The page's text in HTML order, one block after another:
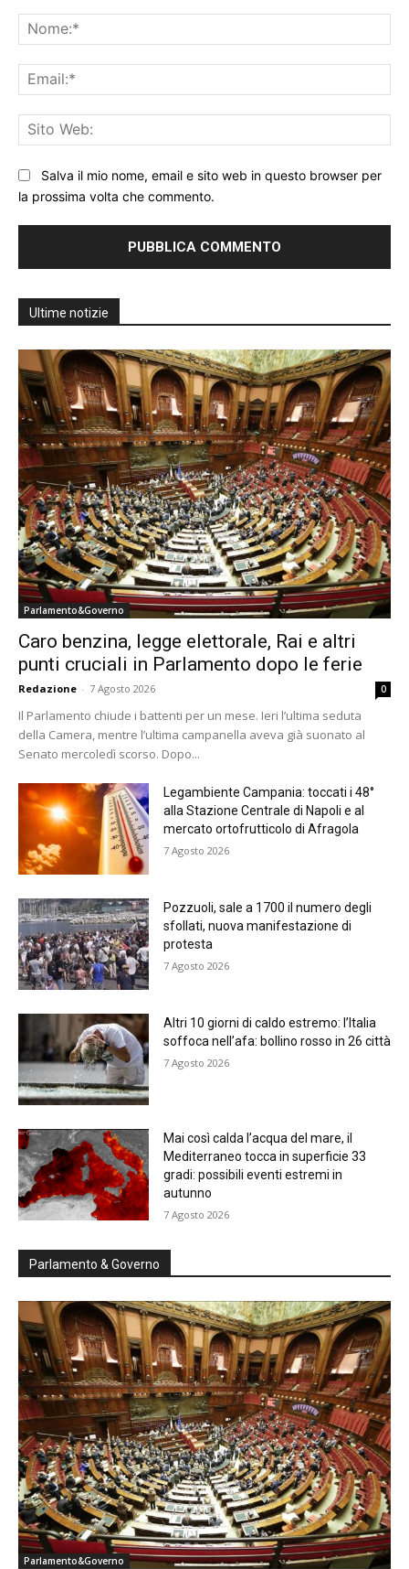
Salva il mio nome, email e sito web in questo browser per
la prossima volta che commento.
Ultime notizie
Parlamento&Governo
Caro benzina, legge elettorale, Rai e altri
punti cruciali in Parlamento dopo le ferie
Redazione - 7 Agosto 2026 0
Il Parlamento chiude i battenti per un mese. Ieri l’ultima seduta
della Camera, mentre l’ultima campanella aveva già suonato al
Senato mercoledì scorso. Dopo...
Legambiente Campania: toccati i 48°
alla Stazione Centrale di Napoli e al
mercato ortofrutticolo di Afragola
7 Agosto 2026
Pozzuoli, sale a 1700 il numero degli
sfollati, nuova manifestazione di
protesta
7 Agosto 2026
Altri 10 giorni di caldo estremo: l’Italia
soffoca nell’afa: bollino rosso in 26 città
7 Agosto 2026
Mai così calda l’acqua del mare, il
Mediterraneo tocca in superficie 33
gradi: possibili eventi estremi in
autunno
7 Agosto 2026
Parlamento & Governo
Parlamento&Governo